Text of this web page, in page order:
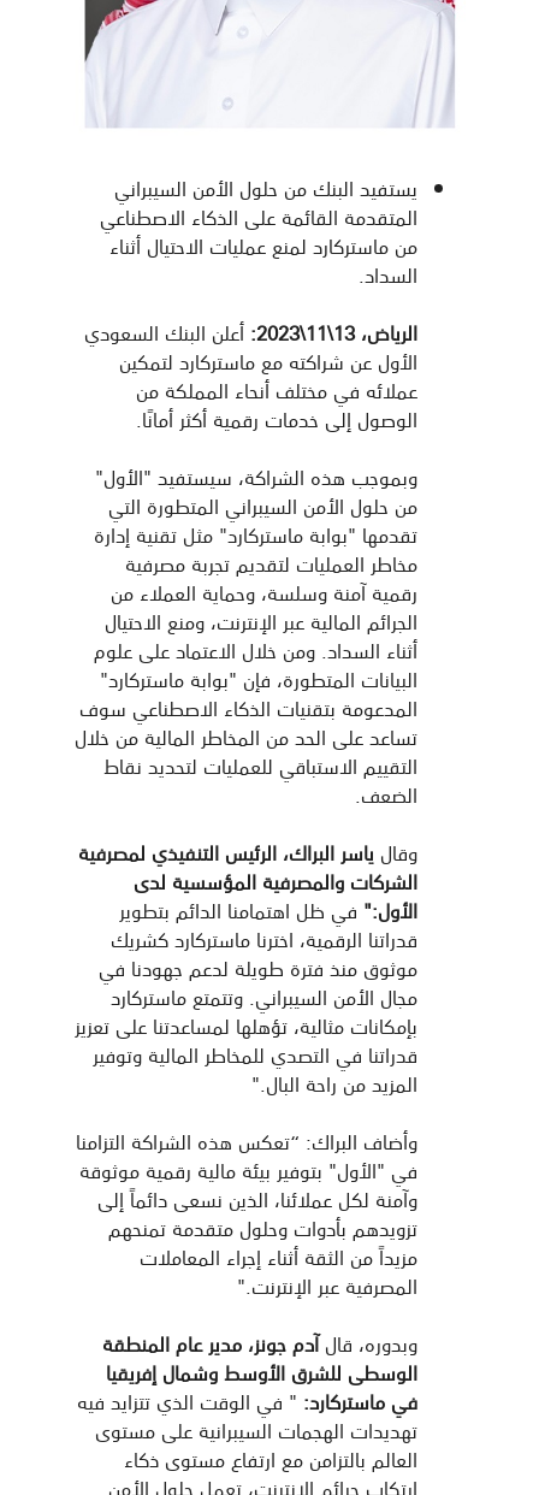
يستفيد البنك من حلول الأمن السيبراني
المتقدمة القائمة على الذكاء الاصطناعي
من ماستركارد لمنع عمليات الاحتيال أثناء
السداد.
الرياض، 13\11\2023:
أعلن البنك السعودي
الأول عن شراكته مع ماستركارد لتمكين
عملائه في مختلف أنحاء المملكة من
الوصول إلى خدمات رقمية أكثر أمانًا.
وبموجب هذه الشراكة، سيستفيد "الأول"
من حلول الأمن السيبراني المتطورة التي
تقدمها "بوابة ماستركارد" مثل تقنية إدارة
مخاطر العمليات لتقديم تجربة مصرفية
رقمية آمنة وسلسة، وحماية العملاء من
الجرائم المالية عبر الإنترنت، ومنع الاحتيال
أثناء السداد. ومن خلال الاعتماد على علوم
البيانات المتطورة، فإن "بوابة ماستركارد"
المدعومة بتقنيات الذكاء الاصطناعي سوف
تساعد على الحد من المخاطر المالية من خلال
التقييم الاستباقي للعمليات لتحديد نقاط
الضعف.
وقال ياسر البراك، الرئيس التنفيذي لمصرفية
الشركات والمصرفية المؤسسية لدى
الأول:" في ظل اهتمامنا الدائم بتطوير
قدراتنا الرقمية، اخترنا ماستركارد كشريك
موثوق منذ فترة طويلة لدعم جهودنا في
مجال الأمن السيبراني. وتتمتع ماستركارد
بإمكانات مثالية، تؤهلها لمساعدتنا على تعزيز
قدراتنا في التصدي للمخاطر المالية وتوفير
المزيد من راحة البال."
وأضاف البراك: “تعكس هذه الشراكة التزامنا
في "الأول" بتوفير بيئة مالية رقمية موثوقة
وآمنة لكل عملائنا، الذين نسعى دائماً إلى
تزويدهم بأدوات وحلول متقدمة تمنحهم
مزيداً من الثقة أثناء إجراء المعاملات
المصرفية عبر الإنترنت."
وبدوره، قالآدم جونز، مدير عام المنطقة
الوسطى للشرق الأوسط وشمال إفريقيا
في ماستركارد: " في الوقت الذي تتزايد فيه
تهديدات الهجمات السيبرانية على مستوى
العالم بالتزامن مع ارتفاع مستوى ذكاء
ارتكاب جرائم الإنترنت، تعمل حلول الأمن